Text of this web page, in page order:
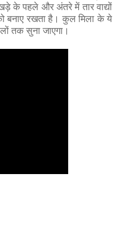
के पहले और अंतरे में तार वाद्यों
बनाए रखता है। कुल मिला के ये
तक सुना जाएगा।